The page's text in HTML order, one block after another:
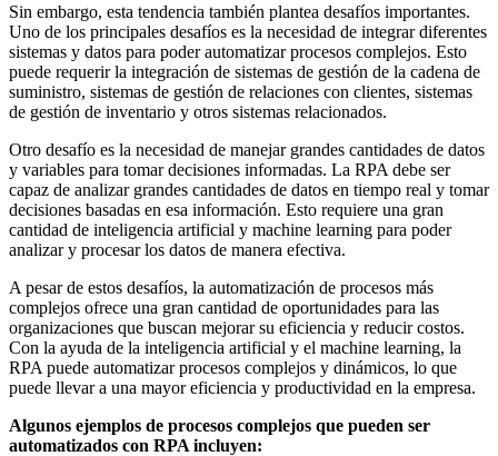
Sin embargo, esta tendencia también plantea desafíos importantes.
Uno de los principales desafíos es la necesidad de integrar diferentes
sistemas y datos para poder automatizar procesos complejos. Esto
puede requerir la integración de sistemas de gestión de la cadena de
suministro, sistemas de gestión de relaciones con clientes, sistemas
de gestión de inventario y otros sistemas relacionados.
Otro desafío es la necesidad de manejar grandes cantidades de datos
y variables para tomar decisiones informadas. La RPA debe ser
capaz de analizar grandes cantidades de datos en tiempo real y tomar
decisiones basadas en esa información. Esto requiere una gran
cantidad de inteligencia artificial y machine learning para poder
analizar y procesar los datos de manera efectiva.
A pesar de estos desafíos, la automatización de procesos más
complejos ofrece una gran cantidad de oportunidades para las
organizaciones que buscan mejorar su eficiencia y reducir costos.
Con la ayuda de la inteligencia artificial y el machine learning, la
RPA puede automatizar procesos complejos y dinámicos, lo que
puede llevar a una mayor eficiencia y productividad en la empresa.
Algunos ejemplos de procesos complejos que pueden ser
automatizados con RPA incluyen: